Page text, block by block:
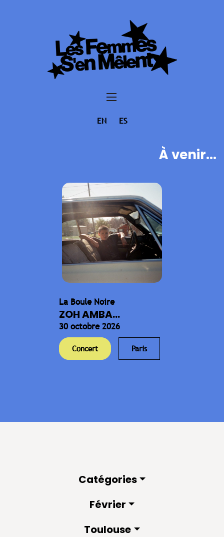
EN ES
À venir...
La Boule Noire
ZOH AMBA...
30 octobre 2026
Concert Paris
Catégories
Février
Toulouse